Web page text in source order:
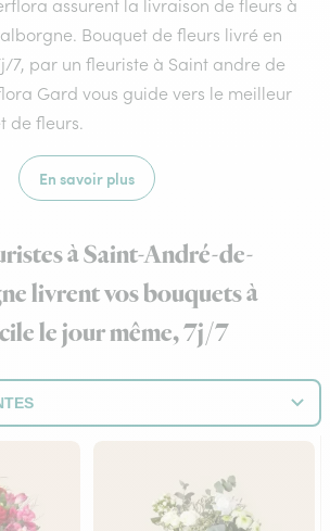
assurent la livraison de fleurs à
Bouquet de fleurs livré en
7, par un fleuriste à Saint andre de
Gard vous guide vers le meilleur
de fleurs.
En savoir plus
à Saint-André-de-
livrent vos bouquets à
le jour même, 7j/7